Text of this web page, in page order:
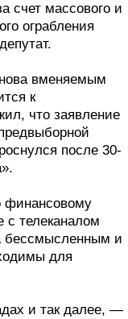
счет массового и
ограбления
вменяемым
к
что заявление
после 30-
финансовому
с телеканалом
бессмысленным и
для
и так далее, —